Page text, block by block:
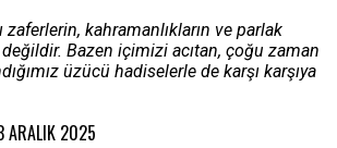
zaferlerin, kahramanlıkların ve parlak
değildir. Bazen içimizi acıtan, çoğu zaman
üzücü hadiselerle de karşı karşıya
ARALIK 2025